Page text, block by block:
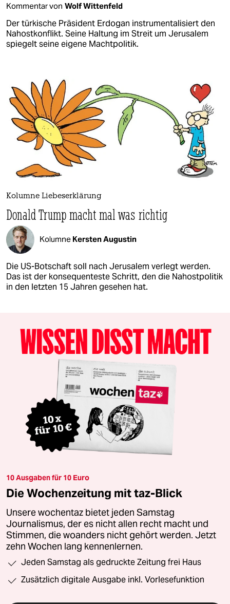
Kommentar von Wolf Wittenfeld
Der türkische Präsident Erdogan instrumentalisiert den
Nahostkonflikt. Seine Haltung im Streit um Jerusalem
spiegelt seine eigene Machtpolitik.
Kolumne Liebeserklärung
Donald Trump macht mal was richtig
Kolumne Kersten Augustin
Die US-Botschaft soll nach Jerusalem verlegt werden.
Das ist der konsequenteste Schritt, den die Nahostpolitik
in den letzten 15 Jahren gesehen hat.
10 Ausgaben für 10 Euro
Die Wochenzeitung mit taz-Blick
Unsere wochentaz bietet jeden Samstag
Journalismus, der es nicht allen recht macht und
Stimmen, die woanders nicht gehört werden. Jetzt
zehn Wochen lang kennenlernen.
Jeden Samstag als gedruckte Zeitung frei Haus
Zusätzlich digitale Ausgabe inkl. Vorlesefunktion